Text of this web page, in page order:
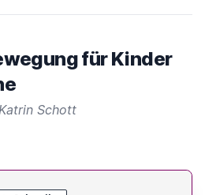
für Kinder
Schott